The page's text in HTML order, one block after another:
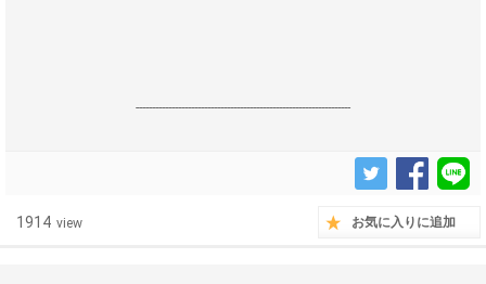
------------------------------------------------------------------
1914 view お気に入りに追加